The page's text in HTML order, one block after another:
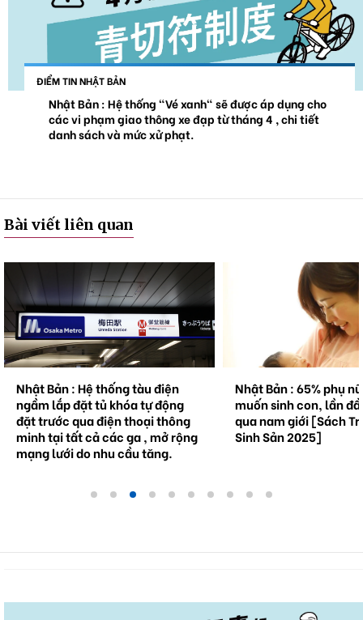
ĐIỂM TIN NHẬT BẢN
Nhật Bản : Hệ thống "Vé xanh" sẽ được áp dụng cho
các vi phạm giao thông xe đạp từ tháng 4 , chi tiết
danh sách và mức xử phạt.
Bài viết liên quan
Nhật Bản : Hệ thống tàu điện
ngầm lắp đặt tủ khóa tự động
đặt trước qua điện thoại thông
minh tại tất cả các ga , mở rộng
mạng lưới do nhu cầu tăng.
Nhật Bản : 65% phụ
muốn sinh con, lần
qua nam giới [Sách
Sinh Sản 2025]